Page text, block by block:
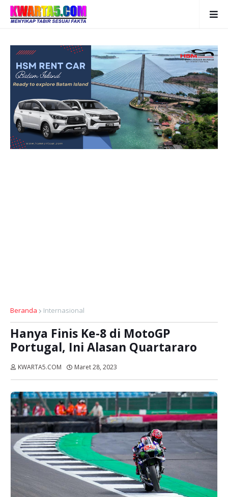
Beranda Internasional
Hanya Finis Ke-8 di MotoGP
Portugal, Ini Alasan Quartararo
KWARTA5.COM Maret 28, 2023